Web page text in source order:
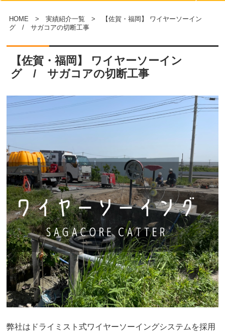
HOME > 実績紹介一覧 > 【佐賀・福岡】 ワイヤーソーイン
グ / サガコアの切断工事
【佐賀・福岡】 ワイヤーソーイン
グ / サガコアの切断工事
弊社はドライミスト式ワイヤーソーイングシステムを採用